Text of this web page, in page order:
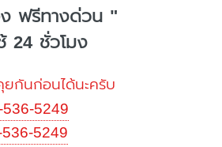
ฟรีทางด่วน "
24 ชั่วโมง
ยกันก่อนได้นะครับ
5249
5249